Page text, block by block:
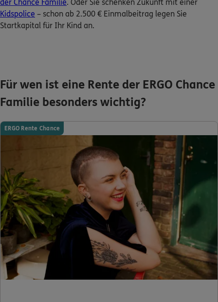
der Chance Familie. Oder Sie schenken Zukunft mit einer
Kidspolice – schon ab 2.500 € Einmalbeitrag legen Sie
Startkapital für Ihr Kind an.
Für wen ist eine Rente der ERGO Chance
Familie besonders wichtig?
ERGO Rente Chance